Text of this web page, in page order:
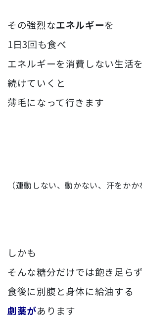
その強烈なエネルギーを
1日3回も食べ
エネルギーを消費しない生活を
続けていくと
薄毛になって行きます
（運動しない、動かない、汗をかか
しかも
そんな糖分だけでは飽き足らず
食後に別腹と身体に給油する
劇薬があります